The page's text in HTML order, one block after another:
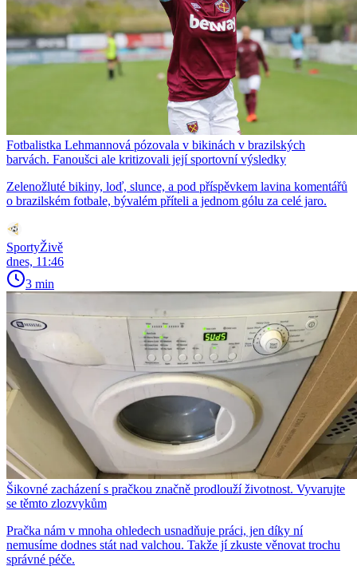
Fotbalistka Lehmannová pózovala v bikinách v brazilských
barvách. Fanoušci ale kritizovali její sportovní výsledky
Zelenožluté bikiny, loď, slunce, a pod příspěvkem lavina komentářů
o brazilském fotbale, bývalém příteli a jednom gólu za celé jaro.
SportyŽivě
dnes, 11:46
3 min
Šikovné zacházení s pračkou značně prodlouží životnost. Vyvarujte
se těmto zlozvykům
Pračka nám v mnoha ohledech usnadňuje práci, jen díky ní
nemusíme dodnes stát nad valchou. Takže jí zkuste věnovat trochu
správné péče.